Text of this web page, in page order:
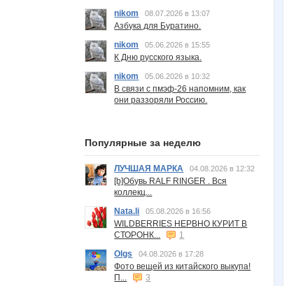
nikom
08.07.2026 в 13:07
Азбука для Буратино.
nikom
05.06.2026 в 15:55
К Дню русского языка.
nikom
05.06.2026 в 10:32
В связи с пмэф-26 напомним, как
они раззоряли Россию.
Популярные за неделю
ЛУЧШАЯ МАРКА 04.08.2026 в 12:32
[b]Обувь RALF RINGER . Вся
коллекц...
Nata.li
05.08.2026 в 16:56
WILDBERRIES НЕРВНО КУРИТ В
СТОРОНК...
1
Olgs
04.08.2026 в 17:28
Фото вещей из китайского выкупа!
П...
3